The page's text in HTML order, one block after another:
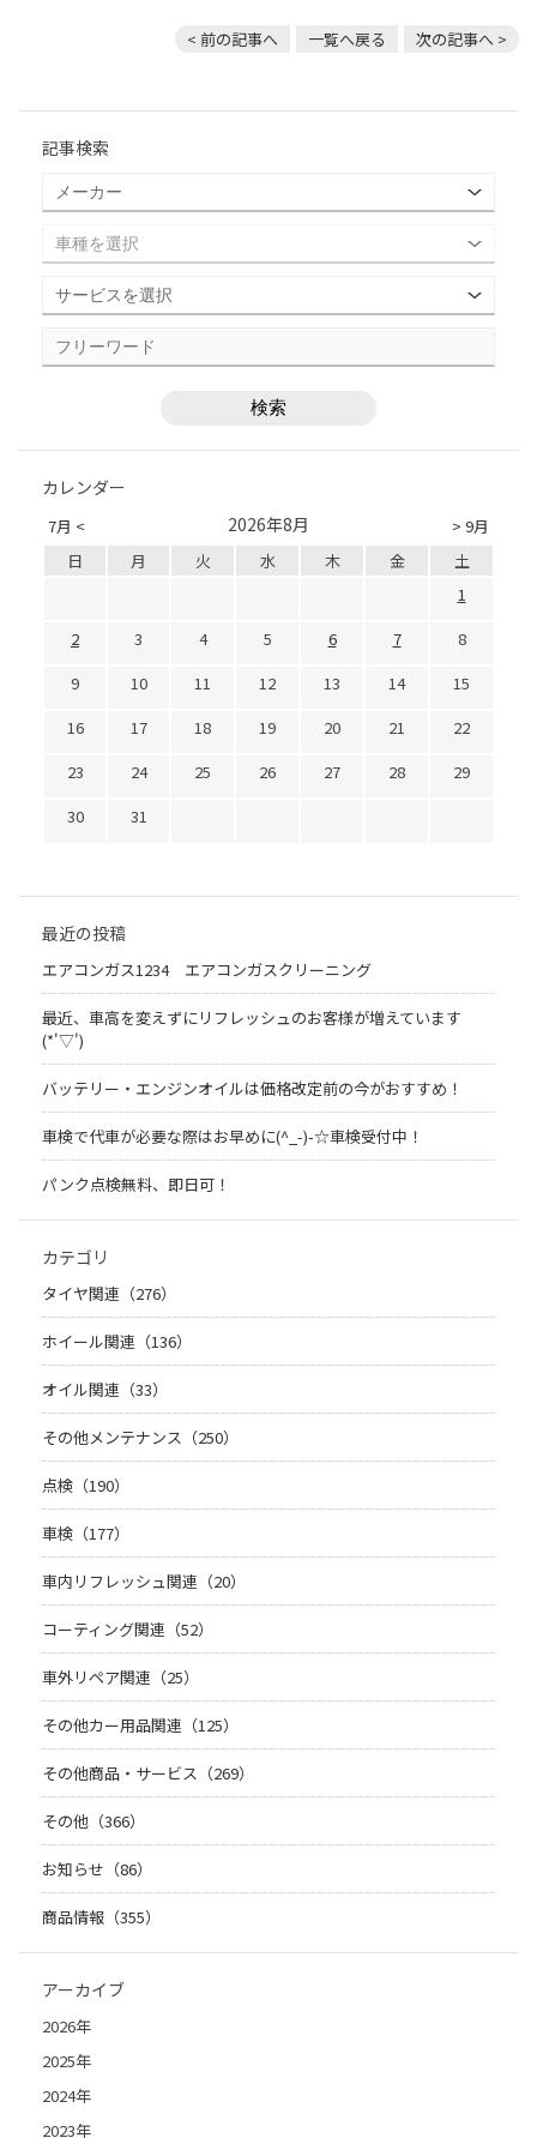
< 前の記事へ 一覧へ戻る 次の記事へ >
記事検索
カレンダー
7月 < > 9月
2026年8月
日 月 火 水 木 金
土
1
2
3 4 5 6 7
8
9
10 11 12 13 14
15
16
17 18 19 20 21
22
23
24 25 26 27 28
29
30
31
最近の投稿
エアコンガス1234 エアコンガスクリーニング
最近、車高を変えずにリフレッシュのお客様が増えています
(*'▽')
バッテリー・エンジンオイルは価格改定前の今がおすすめ！
車検で代車が必要な際はお早めに(^_-)-☆車検受付中！
パンク点検無料、即日可！
カテゴリ
タイヤ関連（276）
ホイール関連（136）
オイル関連（33）
その他メンテナンス（250）
点検（190）
車検（177）
車内リフレッシュ関連（20）
コーティング関連（52）
車外リペア関連（25）
その他カー用品関連（125）
その他商品・サービス（269）
その他（366）
お知らせ（86）
商品情報（355）
アーカイブ
2026年
2025年
2024年
2023年